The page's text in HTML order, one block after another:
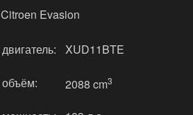
Citroen Evasion
двигатель: XUD11BTE
объём: 2088 cm3